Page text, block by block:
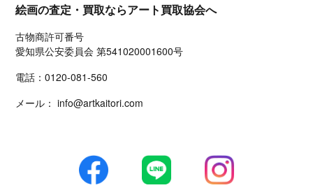
絵画の査定・買取ならアート買取協会へ
古物商許可番号
愛知県公安委員会 第541020001600号
電話：0120-081-560
メール： info@artkaitori.com